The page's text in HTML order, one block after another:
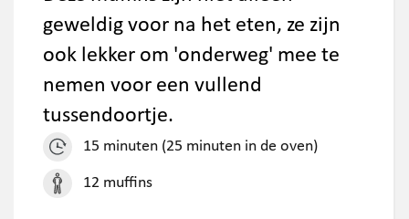
geweldig voor na het eten, ze zijn
ook lekker om 'onderweg' mee te
nemen voor een vullend
tussendoortje.
15 minuten (25 minuten in de oven)
12 muffins